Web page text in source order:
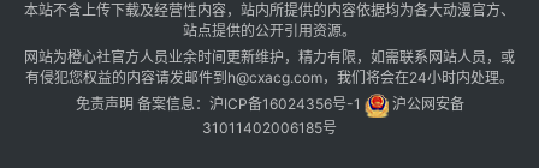
本站不含上传下载及经营性内容，站内所提供的内容依据均为各大动漫官方、
站点提供的公开引用资源。
网站为橙心社官方人员业余时间更新维护，精力有限，如需联系网站人员，或
有侵犯您权益的内容请发邮件到h@cxacg.com，我们将会在24小时内处理。
免责声明 备案信息： 沪ICP备16024356号-1
沪公网安备
31011402006185号